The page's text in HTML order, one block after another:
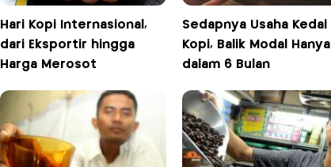
Hari Kopi Internasional,
dari Eksportir hingga
Harga Merosot
Sedapnya Usaha Kedai
Kopi, Balik Modal Hanya
dalam 6 Bulan